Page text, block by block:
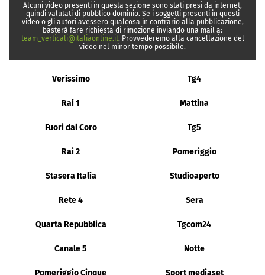
Alcuni video presenti in questa sezione sono stati presi da internet,
quindi valutati di pubblico dominio. Se i soggetti presenti in questi
video o gli autori avessero qualcosa in contrario alla pubblicazione,
basterà fare richiesta di rimozione inviando una mail a:
team_verticali@italiaonline.it. Provvederemo alla cancellazione del
video nel minor tempo possibile.
Verissimo Tg4
Rai 1 Mattina
Fuori dal Coro Tg5
Rai 2 Pomeriggio
Stasera Italia Studioaperto
Rete 4 Sera
Quarta Repubblica Tgcom24
Canale 5 Notte
Pomeriggio Cinque Sport mediaset